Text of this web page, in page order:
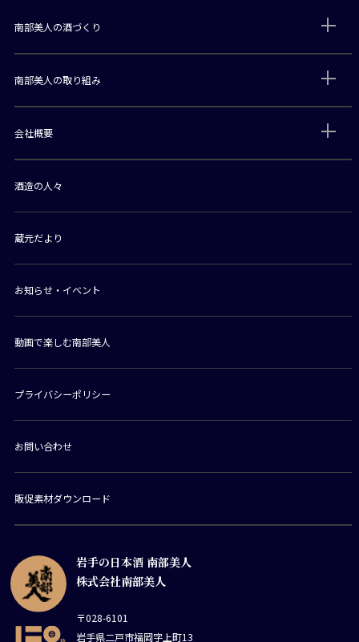
岩手の日本酒 南部美人
株式会社南部美人
〒028-6101
岩手県二戸市福岡字上町13
南部美人の酒づくり
南部美人の取り組み
会社概要
酒造の人々
蔵元だより
お知らせ・イベント
動画で楽しむ南部美人
プライバシーポリシー
お問い合わせ
販促素材ダウンロード